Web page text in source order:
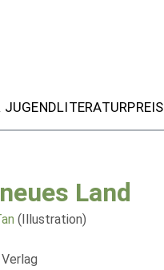
JUGENDLITERATURPREIS
Land
(Illustration)